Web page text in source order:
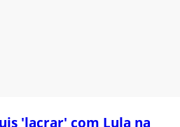
'lacrar' com Lula na